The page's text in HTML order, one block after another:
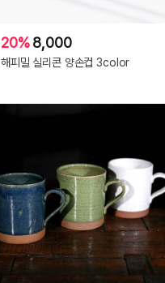
20%8,000
해피밀 실리콘 양손컵 3color